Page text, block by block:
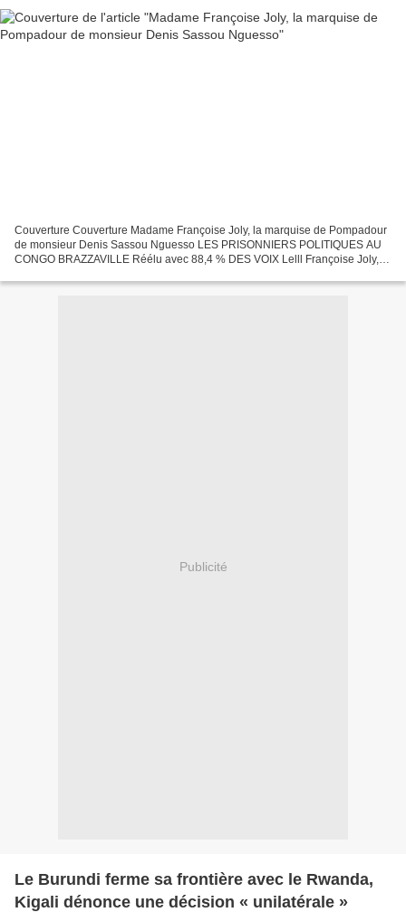
Couverture Couverture Madame Françoise Joly, la marquise de Pompadour
de monsieur Denis Sassou Nguesso LES PRISONNIERS POLITIQUES AU
CONGO BRAZZAVILLE Réélu avec 88,4 % DES VOIX Lelll Françoise Joly, la
Publicité
Le Burundi ferme sa frontière avec le Rwanda,
Kigali dénonce une décision « unilatérale »